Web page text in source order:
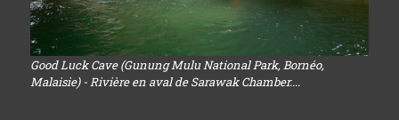
Good Luck Cave (Gunung Mulu National Park, Bornéo,
Malaisie) - Rivière en aval de Sarawak Chamber....